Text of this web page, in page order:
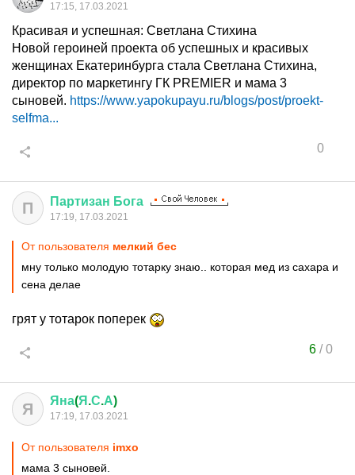
17:15, 17.03.2021
Красивая и успешная: Светлана Стихина
Новой героиней проекта об успешных и красивых
женщинах Екатеринбурга стала Светлана Стихина,
директор по маркетингу ГК PREMIER и мама 3
сыновей. https://www.yapokupayu.ru/blogs/post/proekt-
selfma...
0
П Партизан Бога
17:19, 17.03.2021
От пользователя мелкий бес
мну только молодую тотарку знаю.. которая мед из сахара и
сена делае
грят у тотарок поперек
6/0
Я Яна(Я .С.А)
17:19, 17.03.2021
От пользователя imxo
мама 3 сыновей.